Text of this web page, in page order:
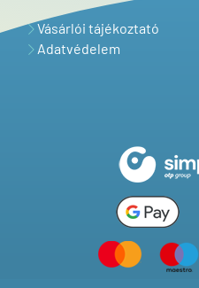
Vásárlói tájékoztató
Adatvédelem